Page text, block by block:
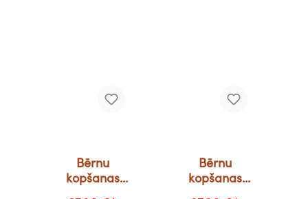
Bērnu
kopšanas
Bērnu
kopšanas